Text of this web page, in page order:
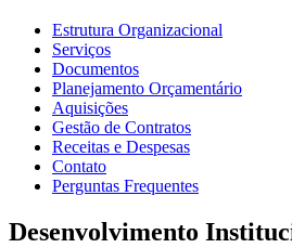
Estrutura Organizacional
Serviços
Documentos
Planejamento Orçamentário
Aquisições
Gestão de Contratos
Receitas e Despesas
Contato
Perguntas Frequentes
Desenvolvimento